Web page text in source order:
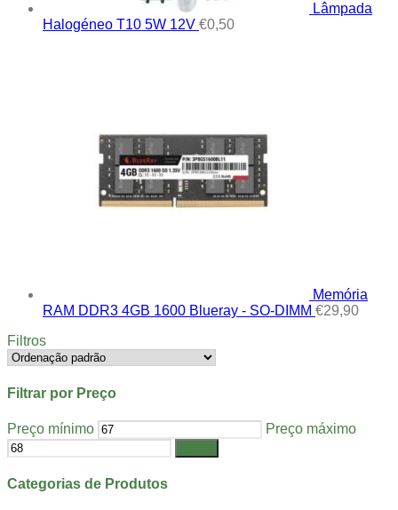
Lâmpada
Halogéneo T10 5W 12V €0,50
Memória
RAM DDR3 4GB 1600 Blueray - SO-DIMM €29,90
Filtros
Filtrar por Preço
Preço mínimo Preço máximo
Categorias de Produtos